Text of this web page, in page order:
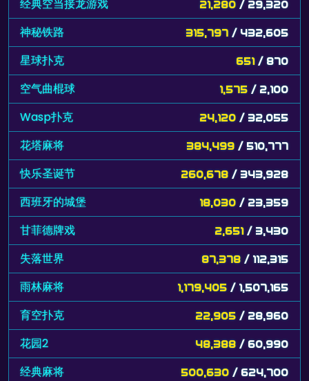
经典空当接龙游戏 21,280 / 29,320
神秘铁路 315,797 / 432,605
星球扑克 651 / 870
空气曲棍球 1,575 / 2,100
Wasp扑克 24,120 / 32,055
花塔麻将 384,499 / 510,777
快乐圣诞节 260,678 / 343,928
西班牙的城堡 18,030 / 23,359
甘菲德牌戏 2,651 / 3,430
失落世界 87,378 / 112,315
雨林麻将 1,179,405 / 1,507,165
育空扑克 22,905 / 28,960
花园2 48,388 / 60,990
经典麻将 500,630 / 624,700